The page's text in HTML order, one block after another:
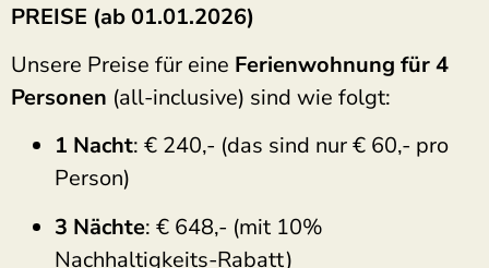
PREISE (ab 01.01.2026)
Unsere Preise für eine Ferienwohnung für 4
Personen (all-inclusive) sind wie folgt:
1 Nacht: € 240,- (das sind nur € 60,- pro
Person)
3 Nächte: € 648,- (mit 10%
Nachhaltigkeits-Rabatt)